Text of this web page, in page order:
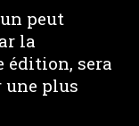
peut
la
édition, sera
une plus